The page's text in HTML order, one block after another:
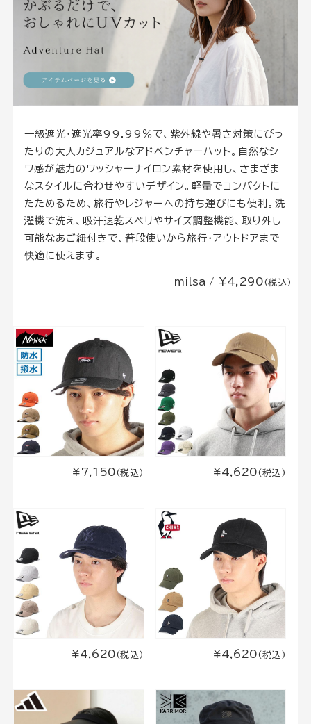
一級遮光・遮光率99.99％で、紫外線や暑さ対策にぴっ
たりの大人カジュアルなアドベンチャーハット。自然なシ
ワ感が魅力のワッシャーナイロン素材を使用し、さまざま
なスタイルに合わせやすいデザイン。軽量でコンパクトに
たためるため、旅行やレジャーへの持ち運びにも便利。洗
濯機で洗え、吸汗速乾スベリやサイズ調整機能、取り外し
可能なあご紐付きで、普段使いから旅行・アウトドアまで
快適に使えます。
milsa / ¥4,290(税込)
¥7,150(税込) ¥4,620(税込)
¥4,620(税込) ¥4,620(税込)